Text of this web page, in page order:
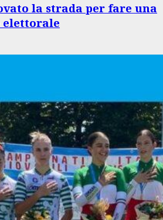
la strada per fare una
elettorale